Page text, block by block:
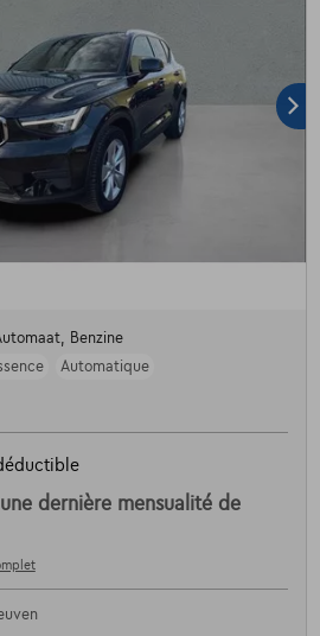
Benzine
Automatique
dernière mensualité de